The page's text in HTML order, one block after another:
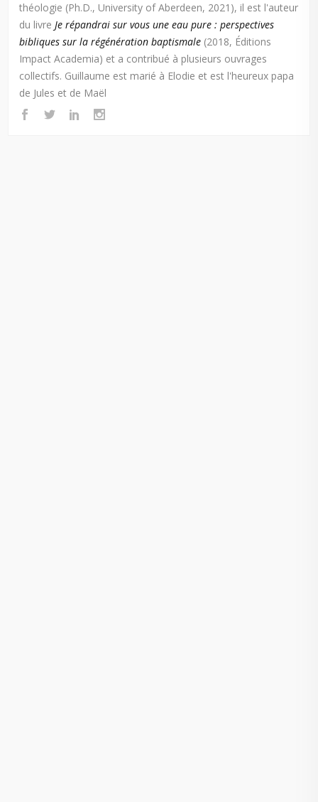
théologie (Ph.D., University of Aberdeen, 2021), il est l'auteur
du livre Je répandrai sur vous une eau pure : perspectives
bibliques sur la régénération baptismale (2018, Éditions
Impact Academia) et a contribué à plusieurs ouvrages
collectifs. Guillaume est marié à Elodie et est l'heureux papa
de Jules et de Maël